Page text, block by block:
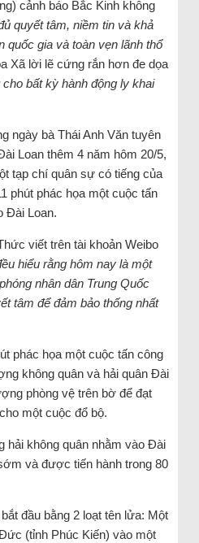
cảnh báo Bắc Kinh không
quyết tâm, niềm tin và khả
quốc gia và toàn vẹn lãnh thổ
Xã lời lẽ cứng rắn hơn đe dọa
bất kỳ hành động ly khai
ngày bà Thái Anh Văn tuyên
Loan thêm 4 năm hôm 20/5,
tạp chí quân sự có tiếng của
phút phác họa một cuộc tấn
Đài Loan.
viết trên tài khoản Weibo
hiểu rằng hôm nay là một
nhân dân Trung Quốc
tâm để đảm bảo thống nhất
phác họa một cuộc tấn công
không quân và hải quân Đài
phòng vệ trên bờ để đạt
một cuộc đổ bộ.
hải không quân nhằm vào Đài
và được tiến hành trong 80
đầu bằng 2 loạt tên lửa: Một
(tỉnh Phúc Kiến) vào một